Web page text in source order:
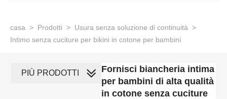
casa > Prodotti > Usura senza soluzione di continuità >
Intimo senza cuciture per bikini in cotone per bambini
Fornisci biancheria intima
per bambini di alta qualità
in cotone senza cuciture
PIÙ PRODOTTI